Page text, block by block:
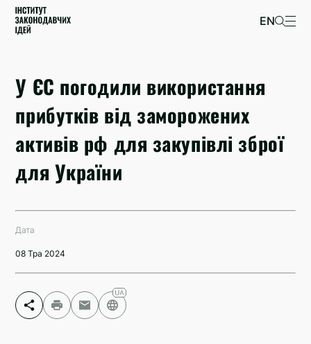
EN
У ЄС погодили використання
прибутків від заморожених
активів рф для закупівлі зброї
для України
Дата
08 Тра 2024